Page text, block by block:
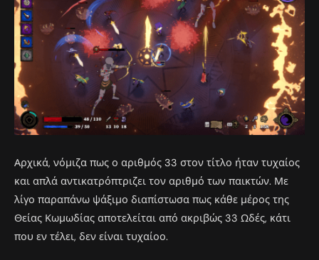
Αρχικά, νόμιζα πως ο αριθμός 33 στον τίτλο ήταν τυχαίος
και απλά αντικατρόπτριζει τον αριθμό των παικτών. Με
λίγο παραπάνω ψάξιμο διαπίστωσα πως κάθε μέρος της
Θείας Κωμωδίας αποτελείται από ακριβώς 33 Ωδές, κάτι
που εν τέλει, δεν είναι τυχαίοο.